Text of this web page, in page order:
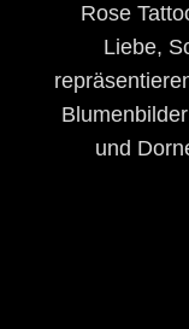
Rose
Liebe,
und